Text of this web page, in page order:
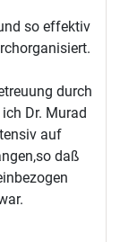
so effektiv
durch
Dr. Murad
auf
daß